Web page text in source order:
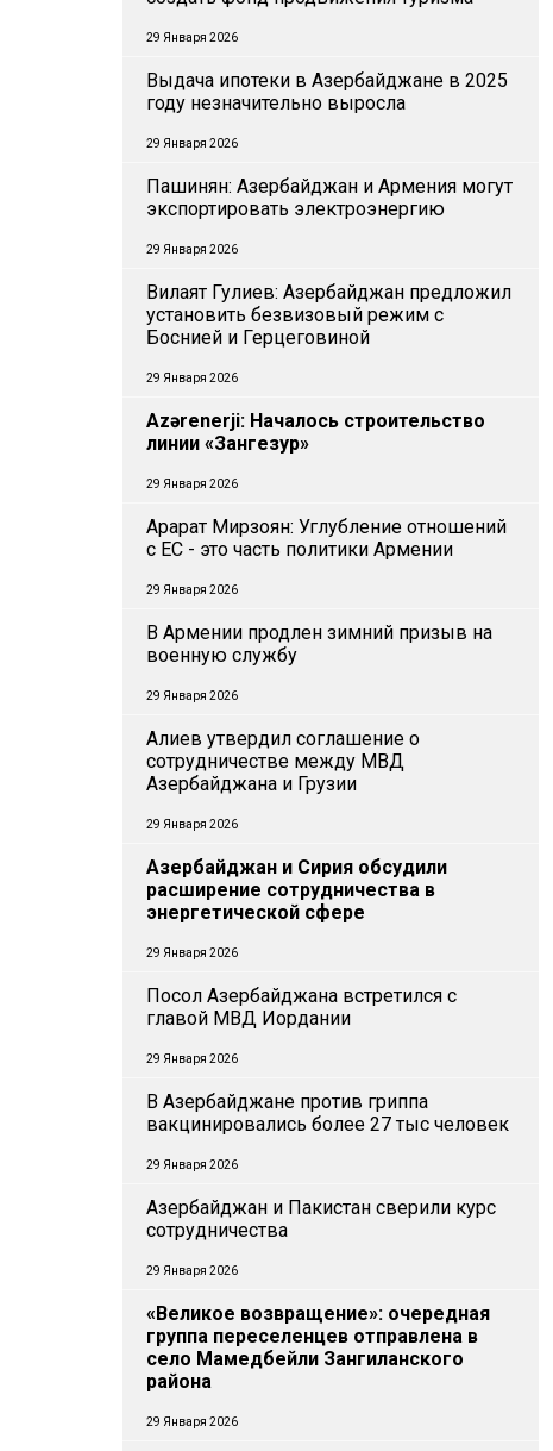
29 Января 2026
Выдача ипотеки в Азербайджане в 2025
году незначительно выросла
29 Января 2026
Пашинян: Азербайджан и Армения могут
экспортировать электроэнергию
29 Января 2026
Вилаят Гулиев: Азербайджан предложил
установить безвизовый режим с
Боснией и Герцеговиной
29 Января 2026
Azərenerji: Началось строительство
линии «Зангезур»
29 Января 2026
Арарат Мирзоян: Углубление отношений
с ЕС - это часть политики Армении
29 Января 2026
В Армении продлен зимний призыв на
военную службу
29 Января 2026
Алиев утвердил соглашение о
сотрудничестве между МВД
Азербайджана и Грузии
29 Января 2026
Азербайджан и Сирия обсудили
расширение сотрудничества в
энергетической сфере
29 Января 2026
Посол Азербайджана встретился с
главой МВД Иордании
29 Января 2026
В Азербайджане против гриппа
вакцинировались более 27 тыс человек
29 Января 2026
Азербайджан и Пакистан сверили курс
сотрудничества
29 Января 2026
«Великое возвращение»: очередная
группа переселенцев отправлена в
село Мамедбейли Зангиланского
района
29 Января 2026